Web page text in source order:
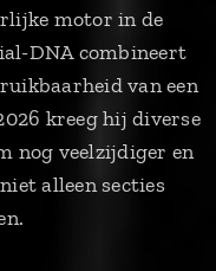
motor in de
DNA combineert
van een
kreeg hij diverse
nog veelzijdiger en
alleen secties